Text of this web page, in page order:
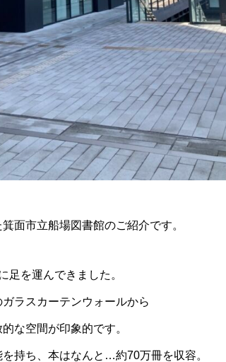
面市立船場図書館のご紹介です。
足を運んできました。
ラスカーテンウォールから
な空間が印象的です。
持ち、本はなんと…約70万冊を収容。